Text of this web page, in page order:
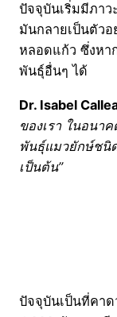
ปัจจุบันเริ่มมีภา
มันกลายเป็นตัวอ
หลอดแก้ว ซึ่งหา
พันธุ์อื่นๆ ได้
Dr. Isabel
ของเรา ในอนา
พันธุ์แมวยักษ์ชนิ
เป็นต้น”
ปัจจุบันเป็นที่คาด